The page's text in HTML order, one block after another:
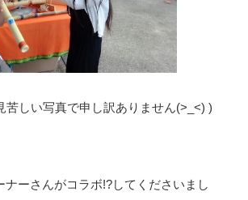
苦しい写真で申し訳ありません(>_<) )
ナーさんがコラボ!?してくださいまし